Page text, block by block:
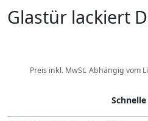
Glastür lackiert
Preis inkl. MwSt. Abhängig vom